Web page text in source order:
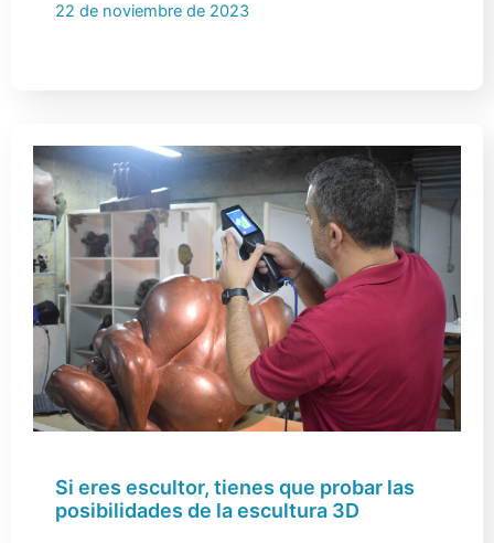
22 de noviembre de 2023
Si eres escultor, tienes que probar las
posibilidades de la escultura 3D